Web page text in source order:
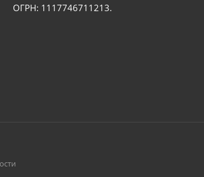
ОГРН: 1117746711213.